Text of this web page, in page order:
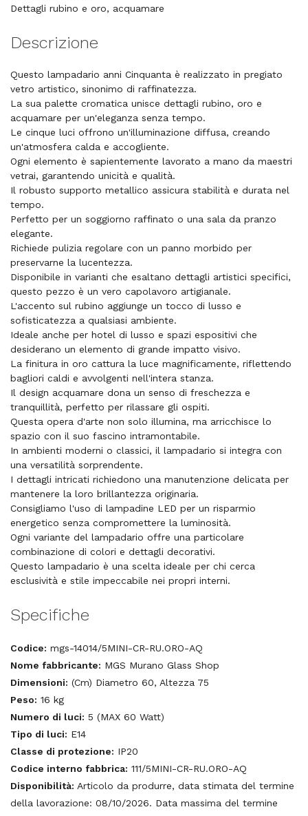
Dettagli rubino e oro, acquamare
Descrizione
Questo lampadario anni Cinquanta è realizzato in pregiato
vetro artistico, sinonimo di raffinatezza.
La sua palette cromatica unisce dettagli rubino, oro e
acquamare per un'eleganza senza tempo.
Le cinque luci offrono un'illuminazione diffusa, creando
un'atmosfera calda e accogliente.
Ogni elemento è sapientemente lavorato a mano da maestri
vetrai, garantendo unicità e qualità.
Il robusto supporto metallico assicura stabilità e durata nel
tempo.
Perfetto per un soggiorno raffinato o una sala da pranzo
elegante.
Richiede pulizia regolare con un panno morbido per
preservarne la lucentezza.
Disponibile in varianti che esaltano dettagli artistici specifici,
questo pezzo è un vero capolavoro artigianale.
L'accento sul rubino aggiunge un tocco di lusso e
sofisticatezza a qualsiasi ambiente.
Ideale anche per hotel di lusso e spazi espositivi che
desiderano un elemento di grande impatto visivo.
La finitura in oro cattura la luce magnificamente, riflettendo
bagliori caldi e avvolgenti nell'intera stanza.
Il design acquamare dona un senso di freschezza e
tranquillità, perfetto per rilassare gli ospiti.
Questa opera d'arte non solo illumina, ma arricchisce lo
spazio con il suo fascino intramontabile.
In ambienti moderni o classici, il lampadario si integra con
una versatilità sorprendente.
I dettagli intricati richiedono una manutenzione delicata per
mantenere la loro brillantezza originaria.
Consigliamo l'uso di lampadine LED per un risparmio
energetico senza compromettere la luminosità.
Ogni variante del lampadario offre una particolare
combinazione di colori e dettagli decorativi.
Questo lampadario è una scelta ideale per chi cerca
esclusività e stile impeccabile nei propri interni.
Specifiche
Codice: mgs-14014/5MINI-CR-RU.ORO-AQ
Nome fabbricante: MGS Murano Glass Shop
Dimensioni: (Cm) Diametro 60, Altezza 75
Peso: 16 kg
Numero di luci: 5 (MAX 60 Watt)
Tipo di luci: E14
Classe di protezione: IP20
Codice interno fabbrica: 111/5MINI-CR-RU.ORO-AQ
Disponibilità: Articolo da produrre, data stimata del termine
della lavorazione: 08/10/2026. Data massima del termine